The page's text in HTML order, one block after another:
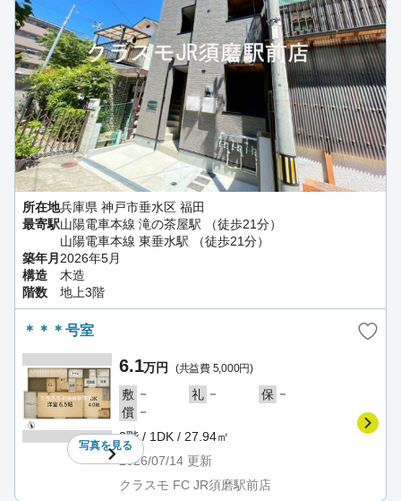
所在地兵庫県 神戸市垂水区 福田
最寄駅山陽電車本線 滝の茶屋駅 （徒歩21分）
山陽電車本線 東垂水駅 （徒歩21分）
築年月2026年5月
構造
木造
階数
地上3階
＊＊＊号室
写真を見る
6.1万円 (共益費 5,000円)
敷 － 礼 － 保 －
償 －
3階 / 1DK / 27.94㎡
2026/07/14 更新
クラスモ FC JR須磨駅前店